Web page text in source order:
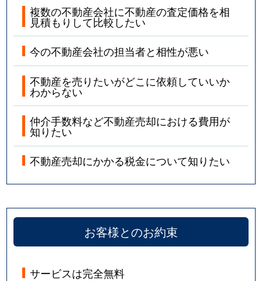
複数の不動産会社に不動産の査定価格を相
見積もりして比較したい
今の不動産会社の担当者と相性が悪い
不動産を売りたいがどこに依頼していいか
わからない
仲介手数料など不動産売却における費用が
知りたい
不動産売却にかかる税金について知りたい
お客様とのお約束
サービスは完全無料